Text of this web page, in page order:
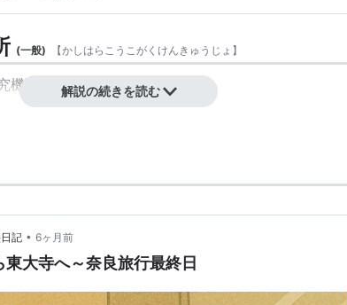
(一般) 【かしはらこうこがくけんきゅうじょ 】
機関。 解説の続きを読む
記 • 6ヶ月前
大寺へ～奈良旅行最終日